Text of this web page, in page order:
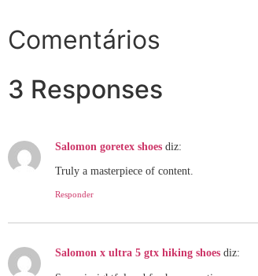
Comentários
3 Responses
Salomon goretex shoes diz:
Truly a masterpiece of content.
Responder
Salomon x ultra 5 gtx hiking shoes diz: